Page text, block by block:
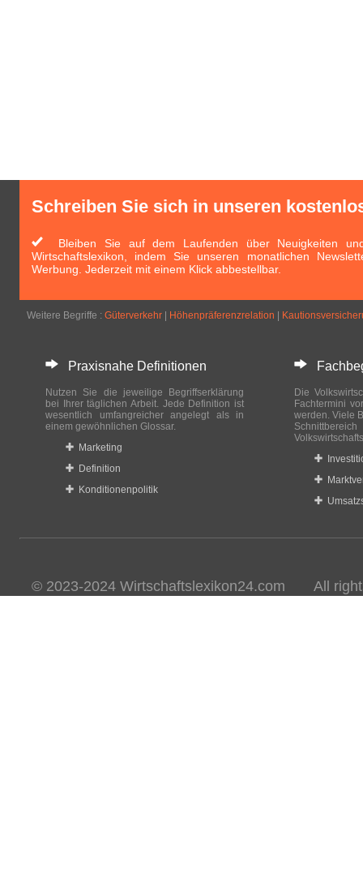
Schreiben Sie sich in unseren
Bleiben Sie auf dem Laufenden über Neuigkeiten
Wirtschaftslexikon, indem Sie unseren monatlichen
Werbung. Jederzeit mit einem Klick abbestellbar.
Weitere Begriffe : Güterverkehr Höhenpräferenzrelation
Praxisnahe Definitionen
Nutzen Sie die jeweilige Begriffserklärung
bei Ihrer täglichen Arbeit. Jede Definition ist
wesentlich umfangreicher angelegt als in
einem gewöhnlichen Glossar.
Marketing
Definition
Konditionenpolitik
Die
Fachtermini
werden. Viele
© 2023-2024 Wirtschaftslexikon24.com All